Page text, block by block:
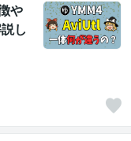
や
し